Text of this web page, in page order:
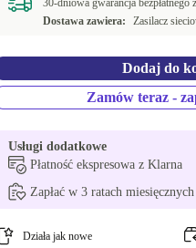
30-dniowa gwarancja bezpłatnego
Dostawa zawiera:
Zasilacz
Dodaj do
Zamów teraz -
Usługi dodatkowe
Płatność ekspresowa z Klarna
Zapłać w 3 ratach
Działa jak nowe